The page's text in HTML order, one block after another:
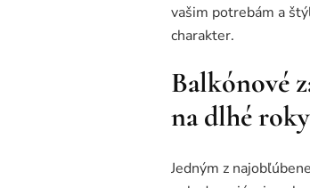
vašim potrebám a
charakter.
Balkónové
na dlhé roky
Jedným z